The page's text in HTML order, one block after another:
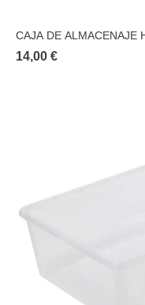
CAJA DE ALMACENAJE
14,00 €